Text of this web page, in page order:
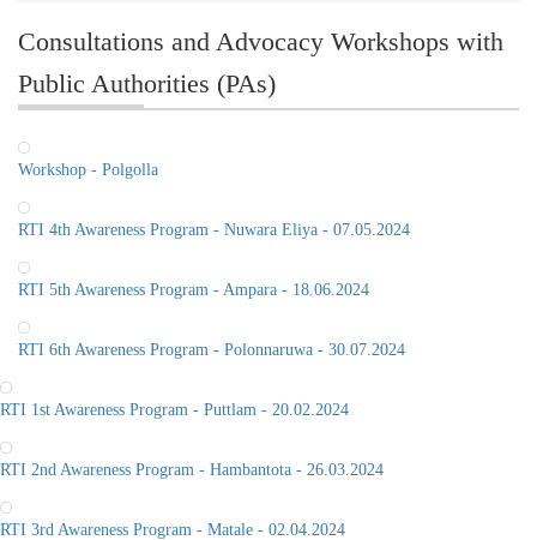
Consultations and Advocacy Workshops with
Public Authorities (PAs)
Workshop - Polgolla
RTI 4th Awareness Program - Nuwara Eliya - 07.05.2024
RTI 5th Awareness Program - Ampara - 18.06.2024
RTI 6th Awareness Program - Polonnaruwa - 30.07.2024
RTI 1st Awareness Program - Puttlam - 20.02.2024
RTI 2nd Awareness Program - Hambantota - 26.03.2024
RTI 3rd Awareness Program - Matale - 02.04.2024